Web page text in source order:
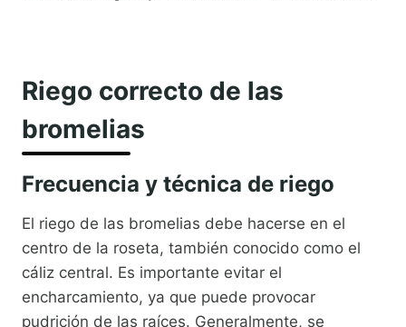
Riego correcto de las
bromelias
Frecuencia y técnica de riego
El riego de las bromelias debe hacerse en el
centro de la roseta, también conocido como el
cáliz central. Es importante evitar el
encharcamiento, ya que puede provocar
pudrición de las raíces. Generalmente, se